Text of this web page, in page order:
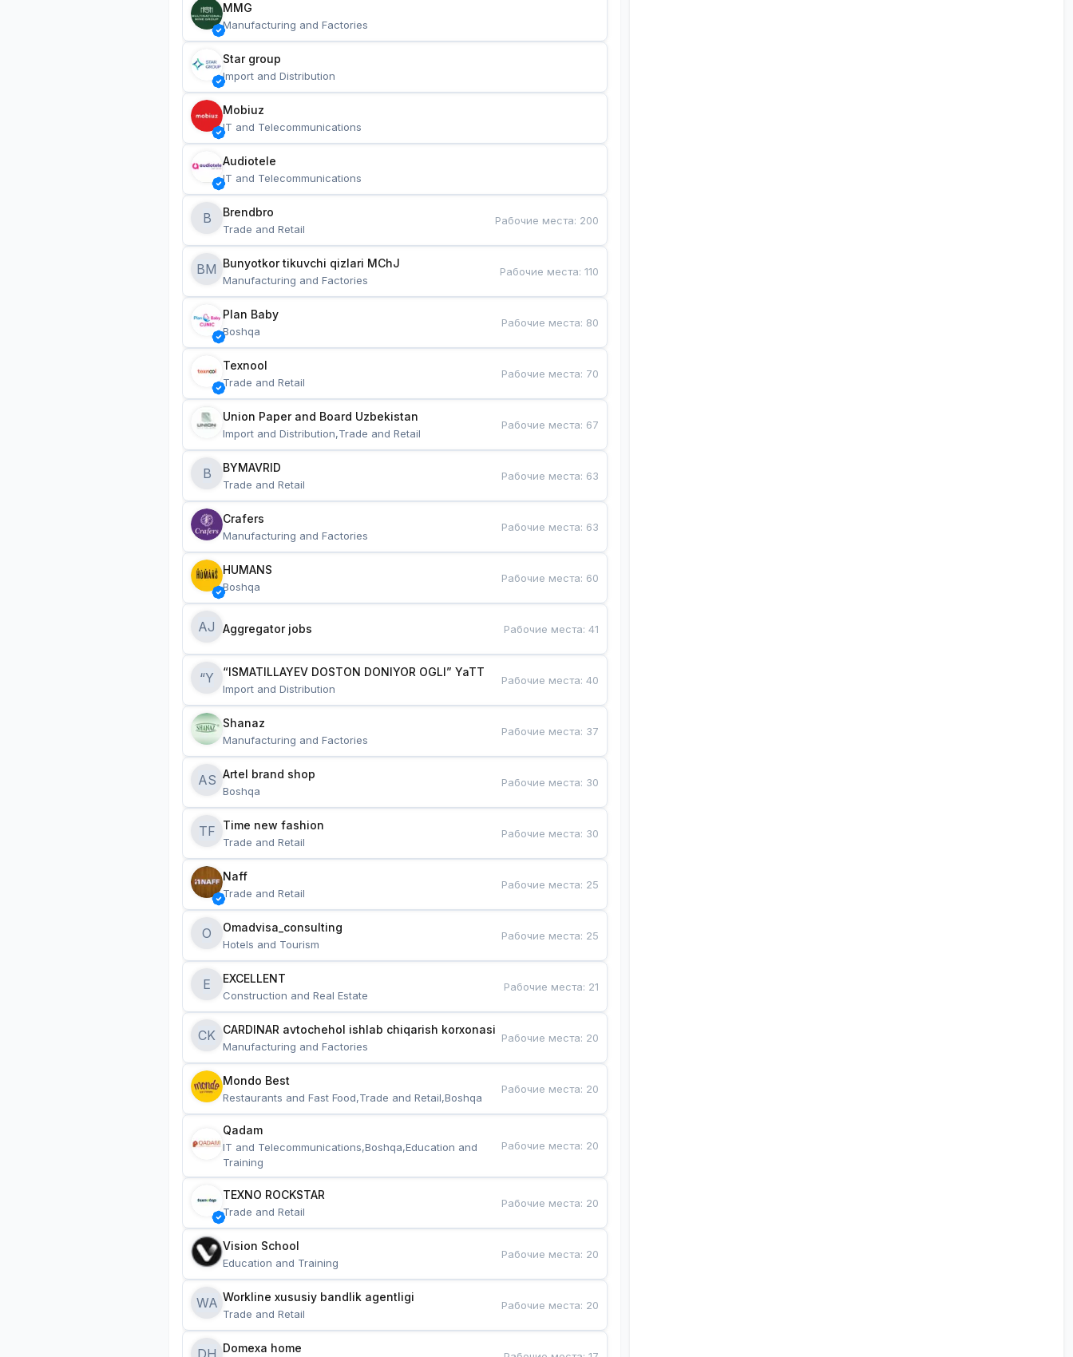
MMG
Manufacturing and Factories
Star group
Import and Distribution
Mobiuz
IT and Telecommunications
Audiotele
IT and Telecommunications
B Brendbro
Trade and Retail
Рабочие места: 200
BM
Manufacturing and Factories
Рабочие места:110
Plan Baby
Boshqa
Рабочие места: 80
Texnool
Trade and Retail
Рабочие места: 70
Union Paper and Board Uzbekistan
Import and Distribution,Trade and Retail
Рабочие места: 67
B BYMAVRID
Trade and Retail
Рабочие места: 63
Crafers
Manufacturing and Factories
Рабочие места: 63
HUMANS
Boshqa
Рабочие места: 60
AJ Aggregator jobs Рабочие места:41
“Y “ISMATILLAYEV DOSTON DONIYOR OGLI” YaTT
Import and Distribution
Рабочие места:40
Shanaz
Manufacturing and Factories
Рабочие места: 37
AS Artel brand shop
Boshqa
Рабочие места: 30
TF Time new fashion
Trade and Retail
Рабочие места: 30
Naff
Trade and Retail
Рабочие места: 25
O Omadvisa_consulting
Hotels and Tourism
Рабочие места: 25
E EXCELLENT
Construction and Real Estate
Рабочие места: 21
CK CARDINAR avtochehol ishlab chiqarish korxonasi
Manufacturing and Factories
Рабочие места: 20
Mondo Best
Restaurants and Fast Food,Trade and Retail,Boshqa
Рабочие места: 20
Qadam
IT and Telecommunications,Boshqa,Education and
Training
Рабочие места: 20
TEXNO ROCKSTAR
Trade and Retail
Рабочие места: 20
Vision School
Education and Training
Рабочие места: 20
WA Workline xususiy bandlik agentligi
Trade and Retail
Рабочие места: 20
DH Domexa home